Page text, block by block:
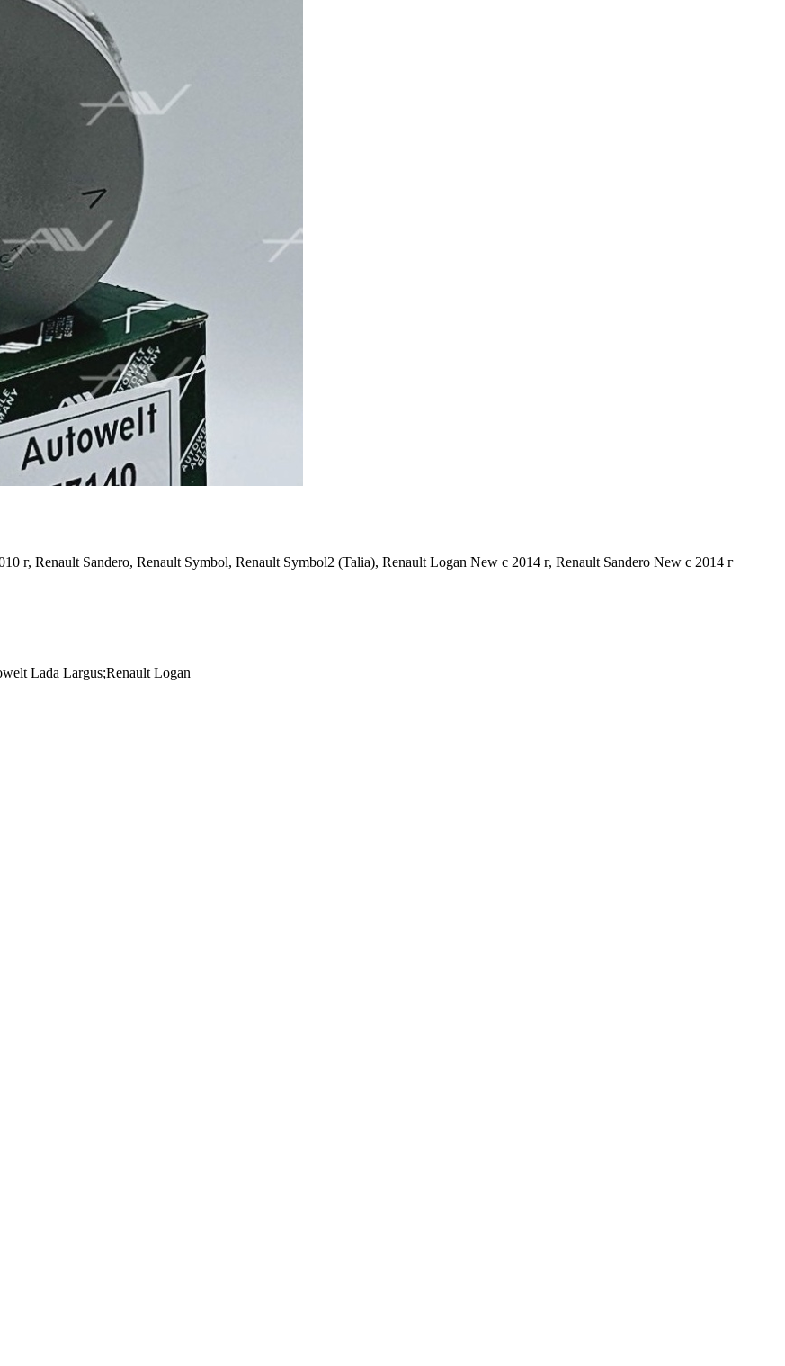
г, Renault Sandero, Renault Symbol, Renault Symbol2 (Talia), Renault Logan New с 2014 г, Renault Sandero New с 2014 г
Lada Largus;Renault Logan